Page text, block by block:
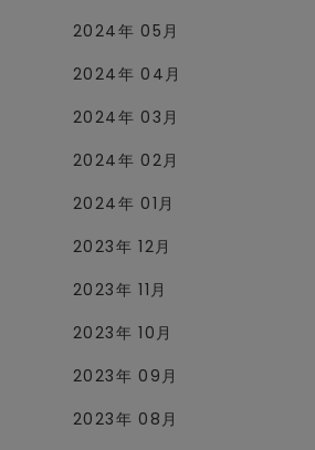
2024年 05月
2024年 04月
2024年 03月
2024年 02月
2024年 01月
2023年 12月
2023年 11月
2023年 10月
2023年 09月
2023年 08月